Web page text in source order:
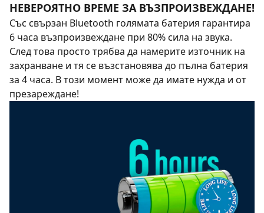
НЕВЕРОЯТНО ВРЕМЕ ЗА ВЪЗПРОИЗВЕЖДАНЕ!
Със свързан Bluetooth голямата батерия гарантира
6 часа възпроизвеждане при 80% сила на звука.
След това просто трябва да намерите източник на
захранване и тя се възстановява до пълна батерия
за 4 часа. В този момент може да имате нужда и от
презареждане!